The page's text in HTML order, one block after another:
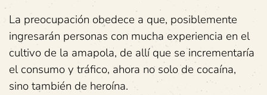
La preocupación obedece a que, posiblemente
ingresarán personas con mucha experiencia en el
cultivo de la amapola, de allí que se incrementaría
el consumo y tráfico, ahora no solo de cocaína,
sino también de heroína.